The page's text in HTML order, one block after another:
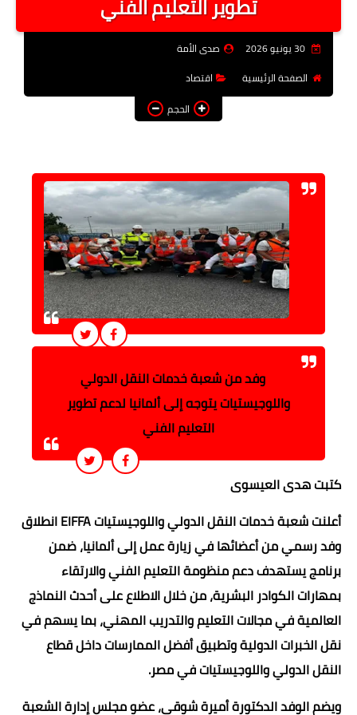
فن وثقافة
توك شو
المزيد
تطوير التعليم الفني
30 يونيو 2026
صدى الأمة
الصفحة الرئيسية
اقتصاد
الحجم
وفد من شعبة خدمات النقل الدولي
واللوجيستيات يتوجه إلى ألمانيا لدعم تطوير
التعليم الفني
كتبت هدى العيسوى
أعلنت شعبة خدمات النقل الدولي واللوجيستيات EIFFA انطلاق
وفد رسمي من أعضائها في زيارة عمل إلى ألمانيا، ضمن
برنامج يستهدف دعم منظومة التعليم الفني والارتقاء
بمهارات الكوادر البشرية، من خلال الاطلاع على أحدث النماذج
العالمية في مجالات التعليم والتدريب المهني، بما يسهم في
نقل الخبرات الدولية وتطبيق أفضل الممارسات داخل قطاع
النقل الدولي واللوجيستيات في مصر.
ويضم الوفد الدكتورة أميرة شوقي، عضو مجلس إدارة الشعبة